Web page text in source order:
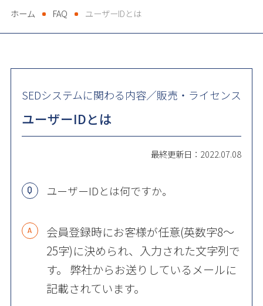
ホーム FAQ ユーザーIDとは
SEDシステムに関わる内容／販売・ライセンス
ユーザーIDとは
最終更新日：2022.07.08
ユーザーIDとは何ですか。
会員登録時にお客様が任意(英数字8～
25字)に決められ、入力された文字列で
す。 弊社からお送りしているメールに
記載されています。